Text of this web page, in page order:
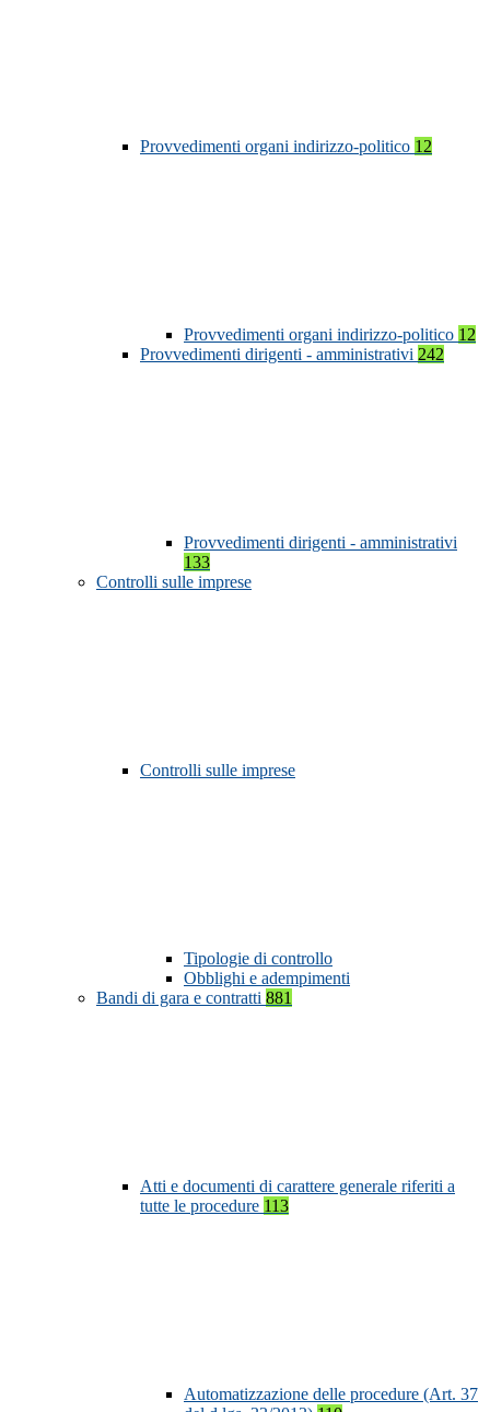
Provvedimenti organi indirizzo-politico 12
Provvedimenti organi indirizzo-politico 12
Provvedimenti dirigenti - amministrativi 242
Provvedimenti dirigenti - amministrativi
133
Controlli sulle imprese
Controlli sulle imprese
Tipologie di controllo
Obblighi e adempimenti
Bandi di gara e contratti 881
Atti e documenti di carattere generale riferiti a
tutte le procedure 113
Automatizzazione delle procedure (Art. 37